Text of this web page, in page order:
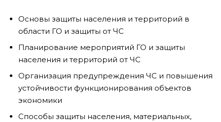
Основы защиты населения и территорий в
области ГО и защиты от ЧС
Планирование мероприятий ГО и защиты
населения и территорий от ЧС
Организация предупреждения ЧС и повышения
устойчивости функционирования объектов
экономики
Способы защиты населения, материальных,